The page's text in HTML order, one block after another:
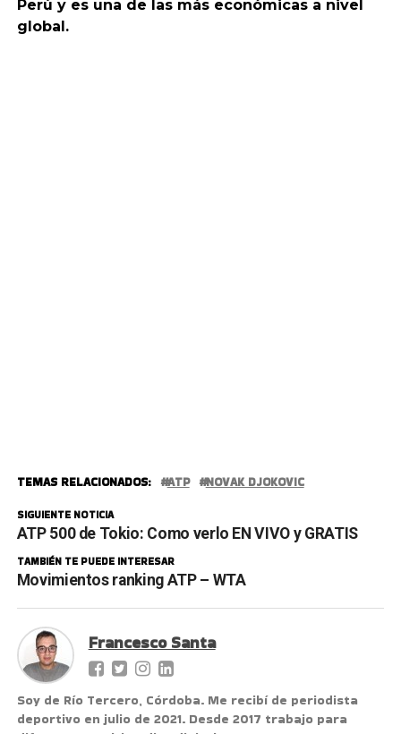
Perú y es una de las más económicas a nivel
global.
TEMAS RELACIONADOS: ATP NOVAK DJOKOVIC
SIGUIENTE NOTICIA
ATP 500 de Tokio: Como verlo EN VIVO y GRATIS
TAMBIÉN TE PUEDE INTERESAR
Movimientos ranking ATP – WTA
Francesco Santa
Soy de Río Tercero, Córdoba. Me recibí de periodista
deportivo en julio de 2021. Desde 2017 trabajo para